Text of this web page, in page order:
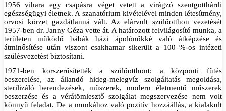
1956 vihara egy csapásra véget vetett a virágzó szentgotthárdi
egészségügyi életnek. A szanatórium kivételével minden létesítmény,
orvosi körzet gazdátlanná vált. Az elárvult szülőotthon vezetését
1957-ben dr. Janny Géza vette át. A határozott felvilágosító munka, a
területen működő bábák házi ápolónőkké való átképzése és
átminősítése után viszont csakhamar sikerült a 100 %-os intézeti
szülésvezetést biztosítani.
1971-ben korszerűsítették a szülőotthont: a központi fűtés
beszerelése, az állandó hideg-melegvíz szolgáltatás megoldása,
sterilizáló berendezések, műszerek, modern életmentő műszerek
beszerzése és a vérátömlesztő szolgálat megszervezése nem volt
könnyű feladat. De a munkához való pozitív hozzáállás, a kialakult